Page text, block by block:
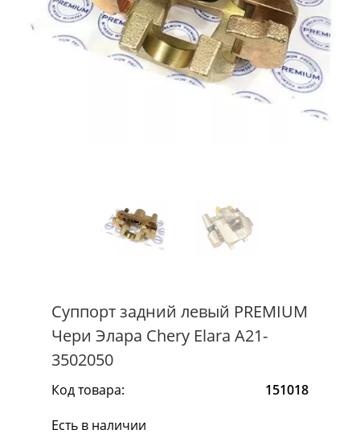
Суппорт задний левый PREMIUM
Чери Элара Chery Elara A21-
3502050
Код товара:
151018
Есть в наличии